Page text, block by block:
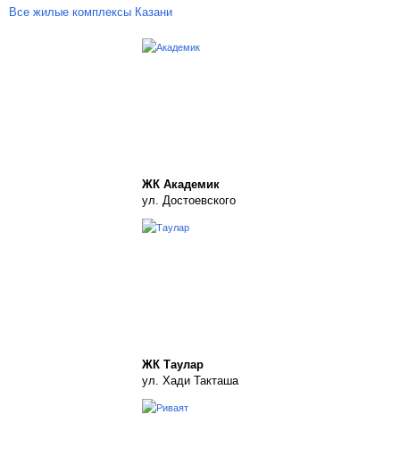
Все жилые комплексы Казани
ЖК Академик
ул. Достоевского
ЖК Таулар
ул. Хади Такташа